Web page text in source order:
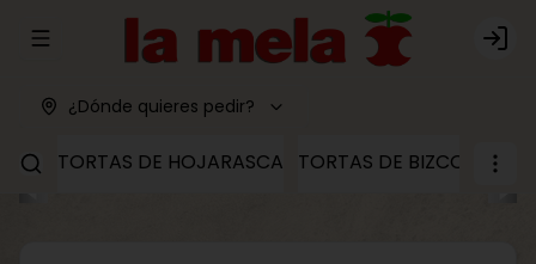
Abrir menu de navegación Login
¿Dónde quieres pedir?
TORTAS DE HOJARASCA TORTAS DE BIZCOCHO